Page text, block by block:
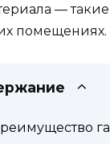
—
помещениях.